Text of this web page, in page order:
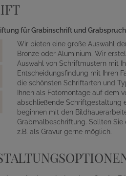
für Grabinschrift und
Wir bieten eine große Auswahl
Bronze oder Aluminium. Wir
Auswahl von Schriftmustern mit
Entscheidungsfindung mit Ihren
die schönsten Schriftarten und
Ihnen als Fotomontage auf dem
abschließende Schriftgestaltung
beginnen mit den
Grabmalbeschriftung. Sollten
z.B. als Gravur gerne möglich.